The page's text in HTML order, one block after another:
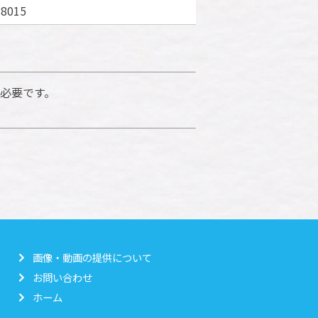
です。
画像・動画の提供について
お問い合わせ
ホーム